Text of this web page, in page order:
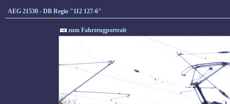
AEG 21530 - DB Regio "112 127-6"
zum Fahrzeugportrait